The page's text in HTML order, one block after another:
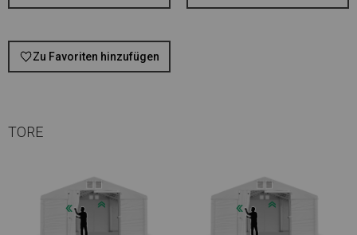
Zu Favoriten hinzufügen
TORE